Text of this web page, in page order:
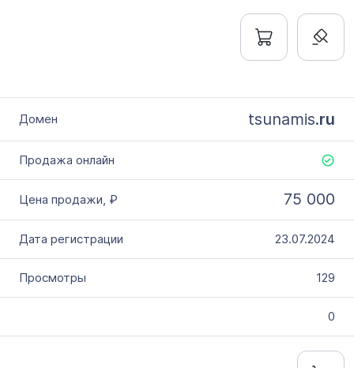
tsunamis.ru
75 000
23.07.2024
129
0